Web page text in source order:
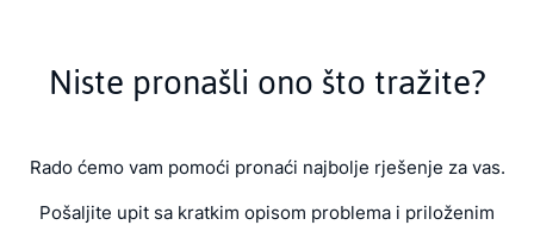
Niste pronašli ono što tražite?
Rado ćemo vam pomoći pronaći najbolje rješenje za vas.
Pošaljite upit sa kratkim opisom problema i priloženim